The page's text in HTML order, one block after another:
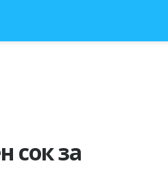
сок за